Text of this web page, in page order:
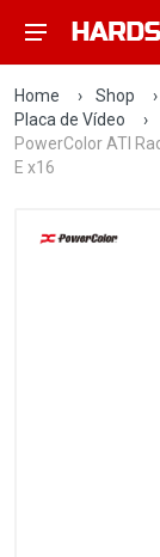
Home › Shop ›
Placa de Vídeo
›
PowerColor ATI
E x16